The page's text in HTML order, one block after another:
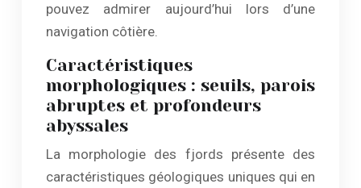
pouvez admirer aujourd’hui lors d’une
navigation côtière.
Caractéristiques
morphologiques : seuils, parois
abruptes et profondeurs
abyssales
La morphologie des fjords présente des
caractéristiques géologiques uniques qui en